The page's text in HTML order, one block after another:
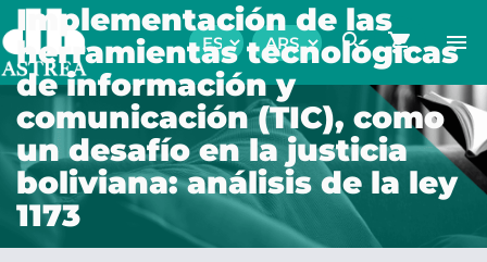
search shopping_cart menu
Implementación de las
herramientas tecnológicas
de información y
comunicación (TIC), como
un desafío en la justicia
boliviana: análisis de la ley
1173